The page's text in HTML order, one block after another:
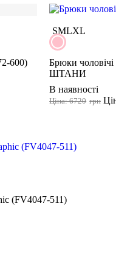
600)
SMLXL
Брюки
ШТАНИ
В наявності
грн
Ціна: 6720
(FV4047-511)